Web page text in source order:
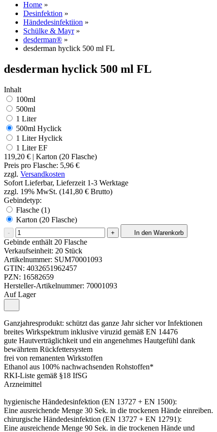
Home »
Desinfektion »
Händedesinfektiion »
Schülke & Mayr »
desderman® »
desderman hyclick 500 ml FL
desderman hyclick 500 ml FL
Inhalt
100ml
500ml
1 Liter
500ml Hyclick
1 Liter Hyclick
1 Liter EF
119,20 € | Karton (20 Flasche)
Preis pro Flasche: 5,96 €
zzgl. Versandkosten
Sofort Lieferbar, Lieferzeit 1-3 Werktage
zzgl. 19% MwSt. (141,80 € Brutto)
Gebindetyp:
Flasche (1)
Karton (20 Flasche)
- + In den Warenkorb
Gebinde enthält 20 Flasche
Verkaufseinheit: 20 Stück
Artikelnummer: SUM70001093
GTIN: 4032651962457
PZN: 16582659
Hersteller-Artikelnummer: 70001093
Auf Lager
Ganzjahresprodukt: schützt das ganze Jahr sicher vor Infektionen
breites Wirkspektrum inklusive viruzid gemäß EN 14476
gute Hautverträglichkeit und ein angenehmes Hautgefühl dank
bewährtem Rückfettersystem
frei von remanenten Wirkstoffen
Ethanol aus 100% nachwachsenden Rohstoffen*
RKI-Liste gemäß §18 IfSG
Arzneimittel
hygienische Händedesinfektion (EN 13727 + EN 1500):
Eine ausreichende Menge 30 Sek. in die trockenen Hände einreiben.
chirurgische Händedesinfektion (EN 13727 + EN 12791):
Eine ausreichende Menge 90 Sek. in die trockenen Hände und